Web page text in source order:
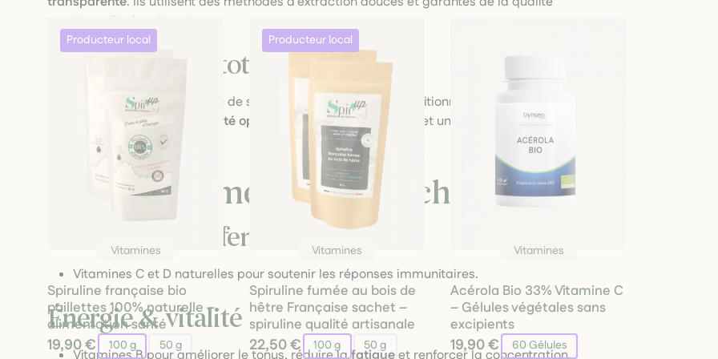
nutritionnelle des vitamines.
Une traçabilité totale
Chaque vitamine est traçable de sa plante d'origine à son conditionnement final. Cette
démarche garantit une
sécurité optimale , unepureté garantie et un
respect strict des normes
qualités.
📂 Une gamme adaptée à chaque besoin
Immunité & défenses naturelles
Vitamines C et D naturelles pour soutenir les réponses immunitaires.
Énergie & vitalité
Vitamines
Spiruline française bio
paillettes 100% naturelle –
alimentation santé
19,90 € 100 g
50 g
Vitamines
Spiruline fumée au bois de
hêtre Française sachet –
spiruline qualité artisanale
22,50 € 100 g
50 g
Vitamines
Acérola Bio 33% Vitamine C
– Gélules végétales sans
excipients
19,90 €
60 Gélules